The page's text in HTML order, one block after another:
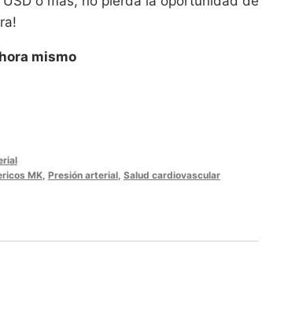
mismo
MK, Presión arterial, Salud cardiovascular